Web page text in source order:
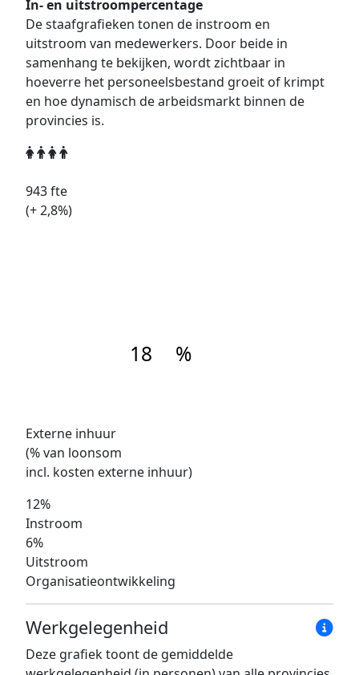
In- en uitstroompercentage
De staafgrafieken tonen de instroom en
uitstroom van medewerkers. Door beide in
samenhang te bekijken, wordt zichtbaar in
hoeverre het personeelsbestand groeit of krimpt
en hoe dynamisch de arbeidsmarkt binnen de
provincies is.
943fte
(+2,8%)
18 %
Externe inhuur
(% van loonsom
incl. kosten externe inhuur)
12%
Instroom
6%
Uitstroom
Organisatieontwikkeling
Werkgelegenheid
Deze grafiek toont de gemiddelde